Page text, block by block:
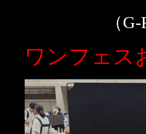
（G-
ワンフェス